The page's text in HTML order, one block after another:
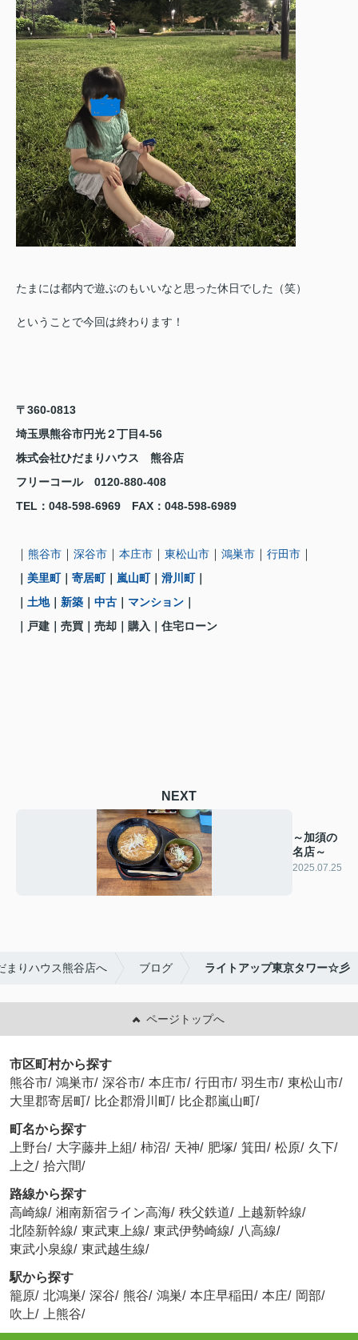
たまには都内で遊ぶのもいいなと思った休日でした（笑）
ということで今回は終わります！
〒360-0813
埼玉県熊谷市円光２丁目4-56
株式会社ひだまりハウス 熊谷店
フリーコール 0120-880-408
TEL ：048-598-6969 FAX ： 048-598-6989
熊谷市 深谷市 本庄市 東松山市 鴻巣市 行田市
美里町｜ 寄居町｜ 嵐山町｜ 滑川町｜
土地｜ 新築 中古 マンション
｜戸建 ｜売買｜売却｜購入｜住宅ローン
NEXT
～加須の
名店～
2025.07.25
まりハウス熊谷店へ ブログ ライトアップ東京タワー☆彡
ページトップへ
市区町村から探す
熊谷市/ 鴻巣市/ 深谷市/ 本庄市/ 行田市/ 羽生市/ 東松山市/
大里郡寄居町/ 比企郡滑川町/ 比企郡嵐山町/
町名から探す
上野台/ 大字藤井上組/ 柿沼/ 天神/ 肥塚/ 箕田/ 松原/ 久下/
上之/ 拾六間/
路線から探す
高崎線/ 湘南新宿ライン高海/ 秩父鉄道/ 上越新幹線/
北陸新幹線/ 東武東上線/ 東武伊勢崎線/ 八高線/
東武小泉線/ 東武越生線/
駅から探す
籠原/ 北鴻巣/ 深谷/ 熊谷/ 鴻巣/ 本庄早稲田/ 本庄/ 岡部/
吹上/ 上熊谷/